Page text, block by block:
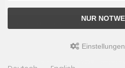
NUR